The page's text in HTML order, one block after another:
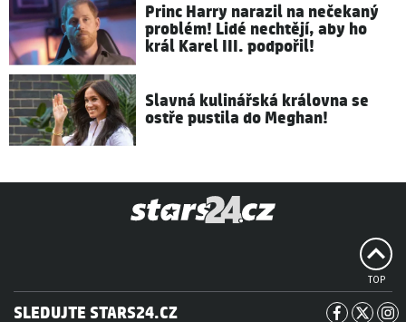
Princ Harry narazil na nečekaný
problém! Lidé nechtějí, aby ho
král Karel III. podpořil!
Slavná kulinářská královna se
ostře pustila do Meghan!
TOP
SLEDUJTE STARS24.CZ